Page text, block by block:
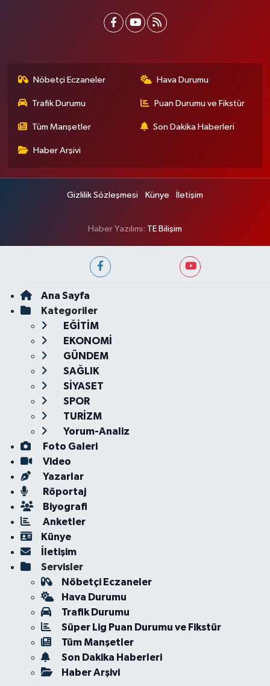
Nöbetçi Eczaneler Hava Durumu
Trafik Durumu Puan Durumu ve Fikstür
Tüm Manşetler Son Dakika Haberleri
Haber Arşivi
Gizlilik Sözleşmesi Künye İletişim
Haber Yazılımı: TE Bilişim
Ana Sayfa
Kategoriler
EĞİTİM
EKONOMİ
GÜNDEM
SAĞLIK
SİYASET
SPOR
TURİZM
Yorum-Analiz
Foto Galeri
Video
Yazarlar
Röportaj
Biyografi
Anketler
Künye
İletişim
Servisler
Nöbetçi Eczaneler
Hava Durumu
Trafik Durumu
Süper Lig Puan Durumu ve Fikstür
Tüm Manşetler
Son Dakika Haberleri
Haber Arşivi